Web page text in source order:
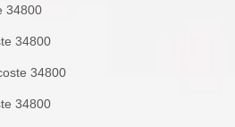
34800
34800
34800
34800